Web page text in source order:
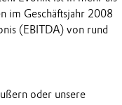
im Geschäftsjahr 2008
(EBITDA) von rund
oder unsere